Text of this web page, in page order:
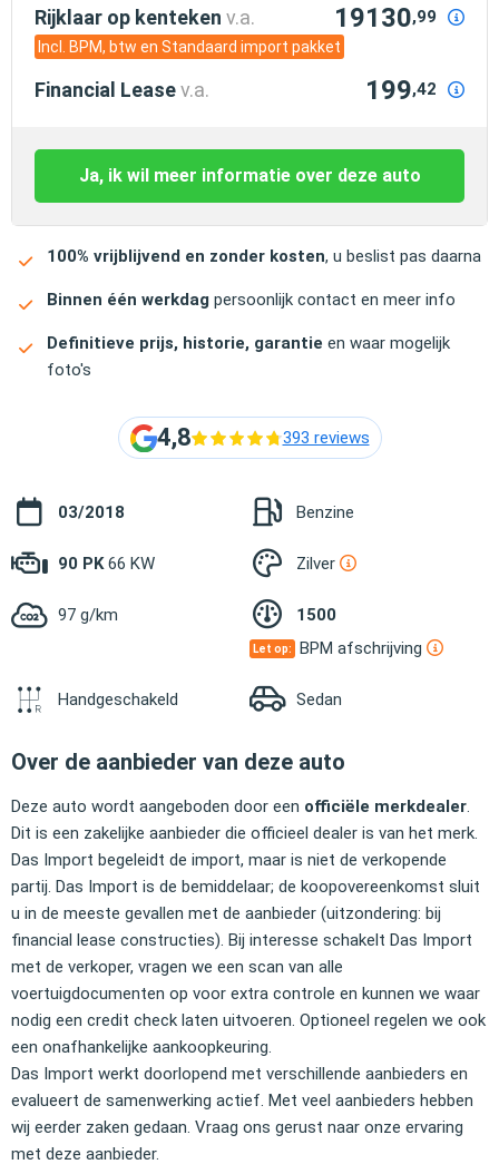
Rijklaar op kenteken v.a. 19130,99
Incl. BPM, btw en Standaard import pakket
Financial Leasev.a. 199,42
Ja, ik wil meer informatie over deze auto
100% vrijblijvend en zonder kosten, u beslist pas daarna
Binnen één werkdag persoonlijk contact en meer info
Definitieve prijs, historie, garantie en waar mogelijk
foto's
4,8 393 reviews
03/2018 Benzine
90 PK66 KW Zilver
97 g/km 1500
Let op: BPM afschrijving
Handgeschakeld Sedan
Over de aanbieder van deze auto
Deze auto wordt aangeboden door een officiële merkdealer.
Dit is een zakelijke aanbieder die officieel dealer is van het merk.
Das Import begeleidt de import, maar is niet de verkopende
partij. Das Import is de bemiddelaar; de koopovereenkomst sluit
u in de meeste gevallen met de aanbieder (uitzondering: bij
financial lease constructies). Bij interesse schakelt Das Import
met de verkoper, vragen we een scan van alle
voertuigdocumenten op voor extra controle en kunnen we waar
nodig een credit check laten uitvoeren. Optioneel regelen we ook
een onafhankelijke aankoopkeuring.
Das Import werkt doorlopend met verschillende aanbieders en
evalueert de samenwerking actief. Met veel aanbieders hebben
wij eerder zaken gedaan. Vraag ons gerust naar onze ervaring
met deze aanbieder.